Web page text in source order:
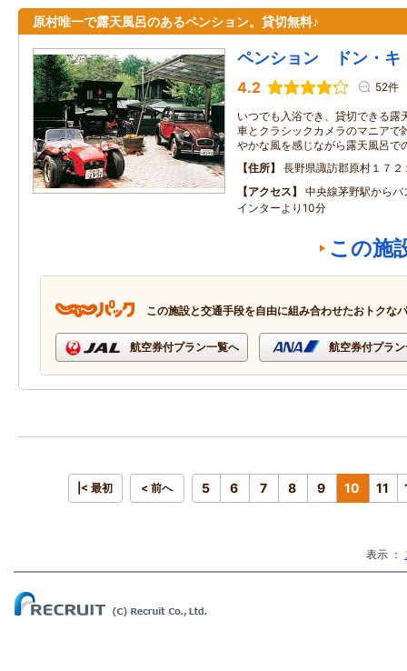
原村唯一で露天風呂のあるペンション。貸切無料♪
ペンション ドン・キ
4.2 52件
いつでも入浴でき、貸切できる露
車とクラシックカメラのマニアで
やかな風を感じながら露天風呂で
住所
長野県諏訪郡原村１７
アクセス
中央線茅野駅から
インターより10分
この施
この施設と交通手段を自由に組み合わせたおトクな
航空券付プラン一覧へ 航空券付プラ
|< 最初 < 前へ 5 6 7 8 9 10 11
表示 ：